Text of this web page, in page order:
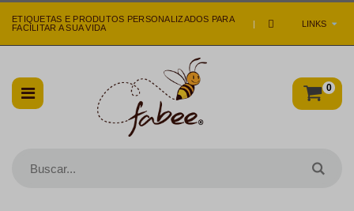
LINKS
ETIQUETAS E PRODUTOS PERSONALIZADOS PARA
FACILITAR A SUA VIDA
|
0